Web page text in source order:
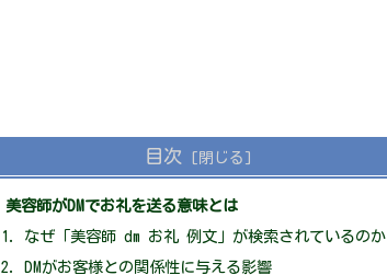
目次
美容師がDMでお礼を送る意味とは
なぜ「美容師 dm お礼 例文」が検索されているのか
DMがお客様との関係性に与える影響